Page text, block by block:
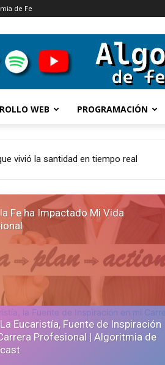
de Fe
WEB PROGRAMACIÓN
vivió la santidad en tiempo real
Fe ha Impactado Mi Vida
Eucaristía, Fuente de Inspiración
Profesional | Algoritmia de